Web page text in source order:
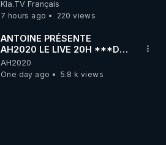
Kla.TV Français
7 hours ago
220 views
ANTOINE PRÉSENTE
AH2020 LE LIVE 20H ***DU
06/08/2026***
AH2020
One day ago
5.8 k views